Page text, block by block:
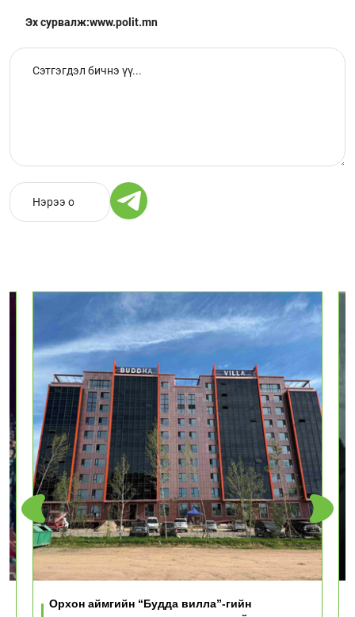
Эх сурвалж:www.polit.mn
Орхон аймгийн “Будда вилла”-гийн